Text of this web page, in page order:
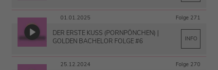
01.01.2025 Folge 271
DER ERSTE KUSS (PORNPÖNCHEN) |
GOLDEN BACHELOR FOLGE #6
INFO
25.12.2024 Folge 270